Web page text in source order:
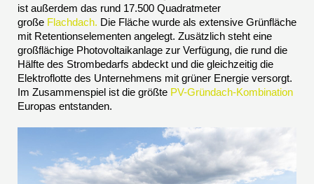
ist außerdem das rund 17.500 Quadratmeter
große Flachdach. Die Fläche wurde als extensive Grünfläche
mit Retentionselementen angelegt. Zusätzlich steht eine
großflächige Photovoltaikanlage zur Verfügung, die rund die
Hälfte des Strombedarfs abdeckt und die gleichzeitig die
Elektroflotte des Unternehmens mit grüner Energie versorgt.
Im Zusammenspiel ist die größte PV-Gründach-Kombination
Europas entstanden.